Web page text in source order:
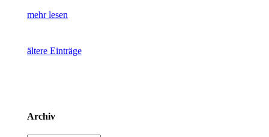
mehr lesen
ältere Einträge
Archiv